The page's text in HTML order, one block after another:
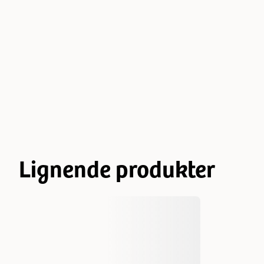
Lignende produkter